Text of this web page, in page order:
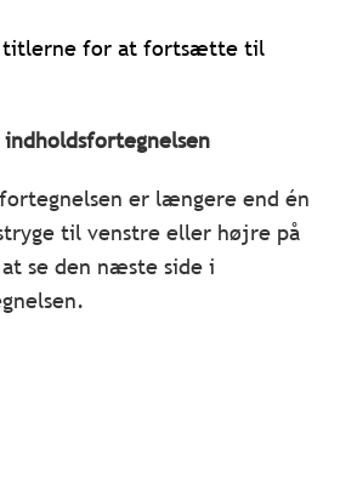
titlerne for at fortsætte til
er længere end én
til venstre eller højre på
se den næste side i